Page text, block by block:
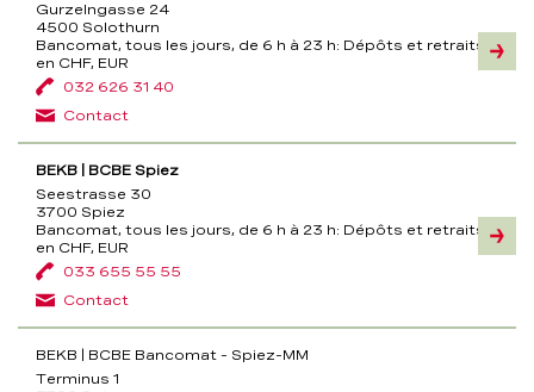
Gurzelngasse 24
4500 Solothurn
Bancomat, tous les jours, de 6 h à 23 h: Dépôts et retraits
en CHF, EUR
032 626 31 40
Contact
BEKB | BCBE Spiez
Seestrasse 30
3700 Spiez
Bancomat, tous les jours, de 6 h à 23 h: Dépôts et retraits
en CHF, EUR
033 655 55 55
Contact
BEKB | BCBE Bancomat - Spiez-MM
Terminus 1